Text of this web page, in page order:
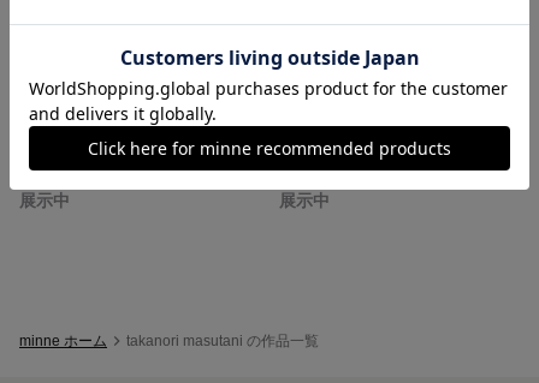
母の日トートバッグ【ピンク】
展示中
母の日のトートバッグ【赤】
展示中
minne ホーム takanori masutani の作品一覧